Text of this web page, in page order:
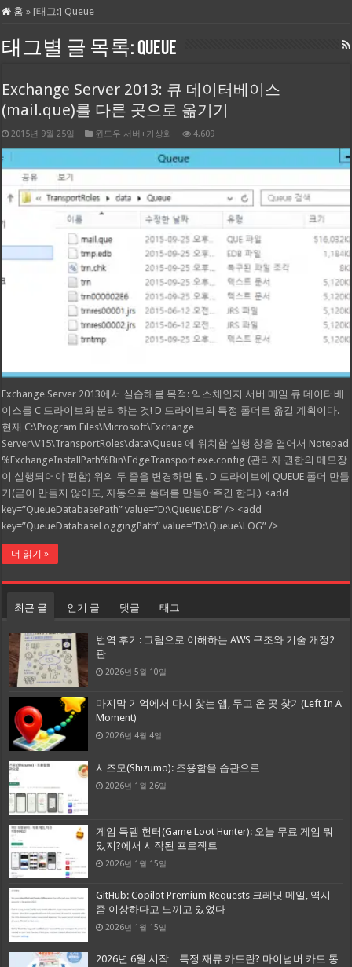
홈 » [태그:] Queue
태그별 글 목록:Queue
Exchange Server 2013: 큐 데이터베이스
(mail.que)를 다른 곳으로 옮기기
2015년 9월 25일 윈도우 서버+가상화 4,609
Exchange Server 2013에서 실습해봄 목적: 익스체인지 서버 메일 큐 데이터베
이스를 C 드라이브와 분리하는 것! D 드라이브의 특정 폴더로 옮길 계획이다.
현재 C:\Program Files\Microsoft\Exchange
Server\V15\TransportRoles\data\Queue 에 위치함 실행 창을 열어서 Notepad
%ExchangeInstallPath%Bin\EdgeTransport.exe.config (관리자 권한의 메모장
이 실행되어야 편함) 위의 두 줄을 변경하면 됨. D 드라이브에 QUEUE 폴더 만들
기(굳이 만들지 않아도, 자동으로 폴더를 만들어주긴 한다.) <add
key=”QueueDatabasePath” value=”D:\Queue\DB” /> <add
key=”QueueDatabaseLoggingPath” value=”D:\Queue\LOG” /> …
더 읽기 »
최근 글 인기 글 댓글 태그
번역 후기: 그림으로 이해하는 AWS 구조와 기술 개정2
판
2026년 5월 10일
마지막 기억에서 다시 찾는 앱, 두고 온 곳 찾기(Left In A
Moment)
2026년 4월 4일
시즈모(Shizumo): 조용함을 습관으로
2026년 1월 26일
게임 득템 헌터(Game Loot Hunter): 오늘 무료 게임 뭐
있지?에서 시작된 프로젝트
2026년 1월 15일
GitHub: Copilot Premium Requests 크레딧 메일, 역시
좀 이상하다고 느끼고 있었다
2026년 1월 15일
2026년 6월 시작｜특정 재류 카드란? 마이넘버 카드 통